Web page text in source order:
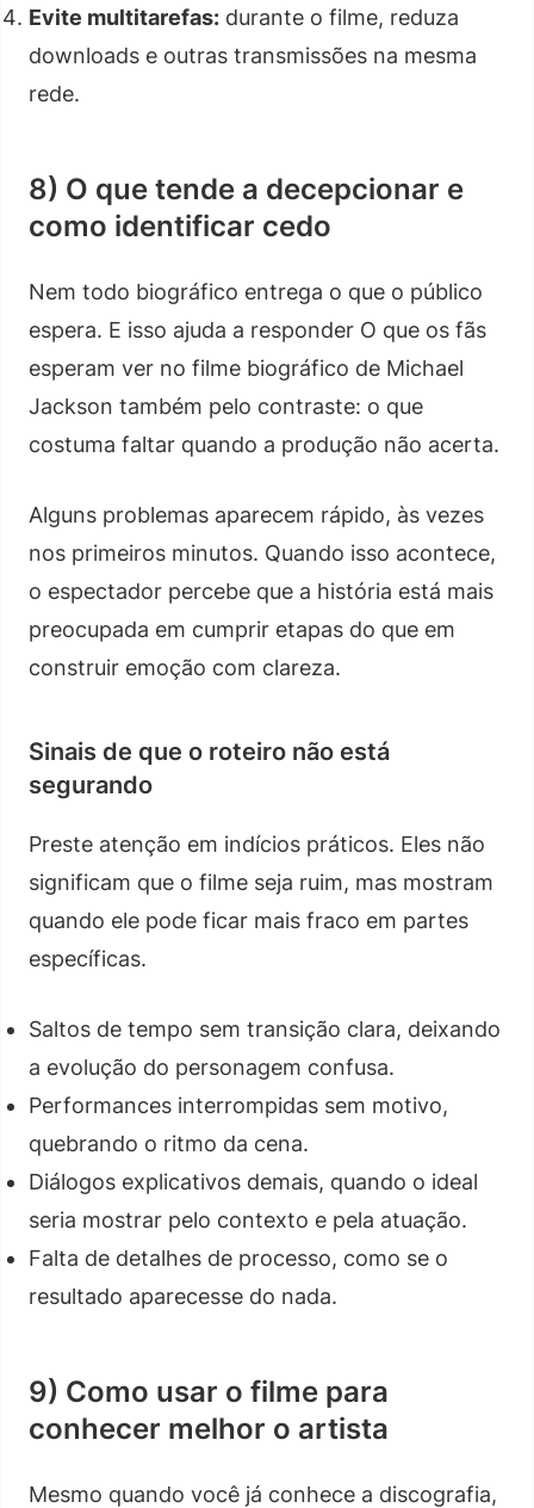
Evite multitarefas: durante o filme, reduza
downloads e outras transmissões na mesma
rede.
8) O que tende a decepcionar e
como identificar cedo
Nem todo biográfico entrega o que o público
espera. E isso ajuda a responder O que os fãs
esperam ver no filme biográfico de Michael
Jackson também pelo contraste: o que
costuma faltar quando a produção não acerta.
Alguns problemas aparecem rápido, às vezes
nos primeiros minutos. Quando isso acontece,
o espectador percebe que a história está mais
preocupada em cumprir etapas do que em
construir emoção com clareza.
Sinais de que o roteiro não está
segurando
Preste atenção em indícios práticos. Eles não
significam que o filme seja ruim, mas mostram
quando ele pode ficar mais fraco em partes
específicas.
Saltos de tempo sem transição clara, deixando
a evolução do personagem confusa.
Performances interrompidas sem motivo,
quebrando o ritmo da cena.
Diálogos explicativos demais, quando o ideal
seria mostrar pelo contexto e pela atuação.
Falta de detalhes de processo, como se o
resultado aparecesse do nada.
9) Como usar o filme para
conhecer melhor o artista
Mesmo quando você já conhece a discografia,